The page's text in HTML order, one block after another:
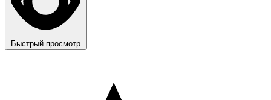
Быстрый просмотр